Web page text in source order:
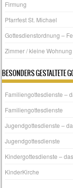
Firmung
Pfarrfest St. Michael
Gottesdienstordnung –
Zimmer / kleine
BESONDERS GESTALTETE
Familiengottesdienste –
Familiengottesdienste
Jugendgottesdienste –
Jugendgottesdienste
Kindergottesdienste –
KinderKirche